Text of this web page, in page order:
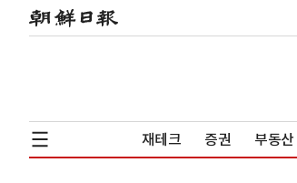
재테크 증권 부동산